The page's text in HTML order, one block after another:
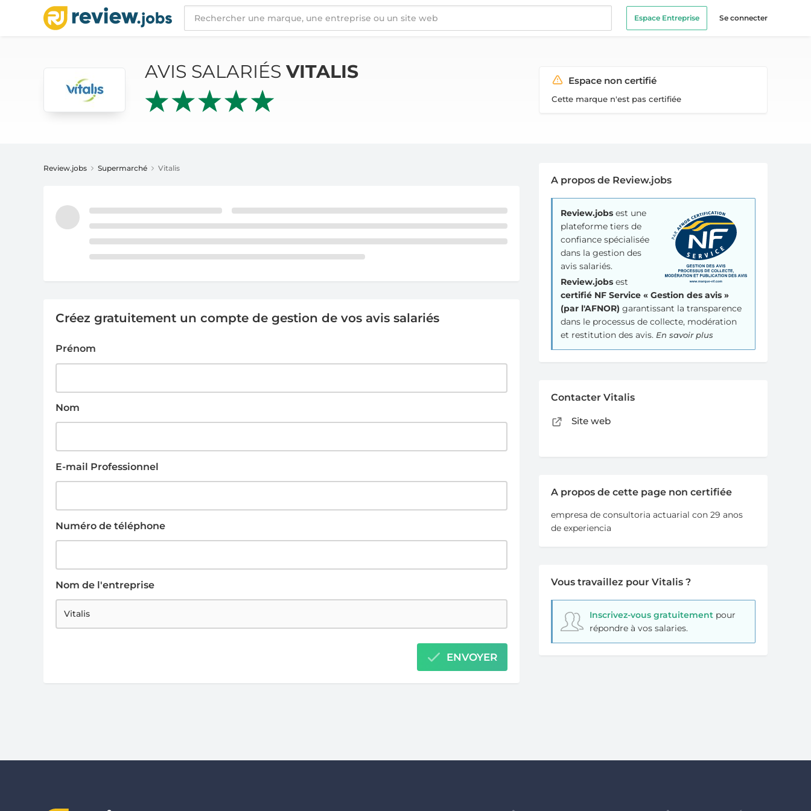
Espace Entreprise Se connecter
AVIS SALARIÉS VITALIS
AVIS SALARIÉS VITALIS Espace non certifié
Cette marque n'est pas certifiée
Review.jobs Supermarché Vitalis
Créez gratuitement un compte de gestion de vos avis salariés
Prénom
Nom
E-mail Professionnel
Numéro de téléphone
Nom de l'entreprise
ENVOYER
A propos de Review.jobs
Review.jobs est une
plateforme tiers de
confiance spécialisée
dans la gestion des
avis salariés.
Review.jobs est
certifié NF Service « Gestion des avis »
(par l'AFNOR) garantissant la transparence
dans le processus de collecte, modération
et restitution des avis.En savoir plus
Contacter Vitalis
Site web
A propos de cette page non certifiée
empresa de consultoria actuarial con 29 anos
de experiencia
Vous travaillez pour Vitalis ?
Inscrivez-vous gratuitementpour
répondre à vos salaries.